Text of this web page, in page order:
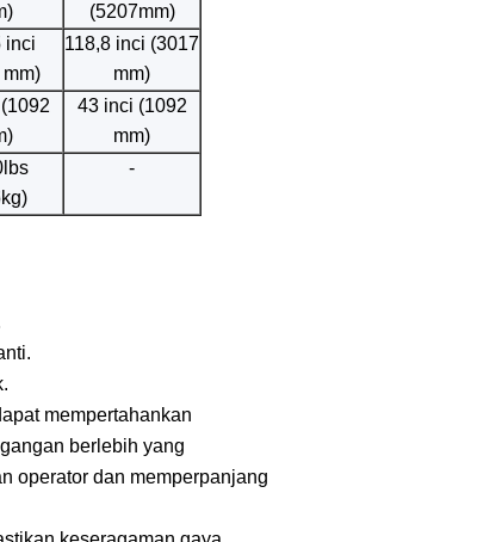
(5207mm)
inci
118,8 inci (3017
mm)
43 inci (1092
mm)
-
mempertahankan
berlebih yang
operator dan memperpanjang